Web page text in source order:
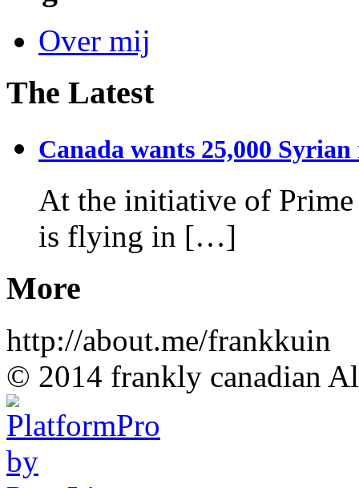
Over mij
The Latest
Canada wants 25,000 Syrian
At the initiative of Prime
is flying in […]
More
http://about.me/frankkuin
© 2014 frankly canadian